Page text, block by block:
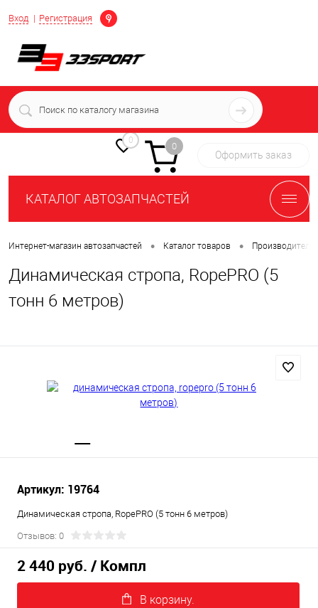
Вход Регистрация
Определение
+7 (939) 716-10-06
пн-пт 7:00-16:00 МСК
0
0
Оформить заказ
КАТАЛОГ АВТОЗАПЧАСТЕЙ
Интернет-магазин автозапчастей • Каталог товаров • Производители
Динамическая стропа, RopePRO (5
тонн 6 метров)
Артикул: 19764
Динамическая стропа, RopePRO (5 тонн 6 метров)
Отзывов: 0
2 440 руб. / Компл
В корзину.